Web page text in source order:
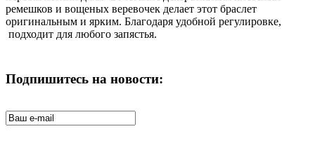
ремешков и вощеных веревочек делает этот браслет
оригинальным и ярким. Благодаря удобной регулировке,
подходит для любого запястья.
Подпишитесь на новости: